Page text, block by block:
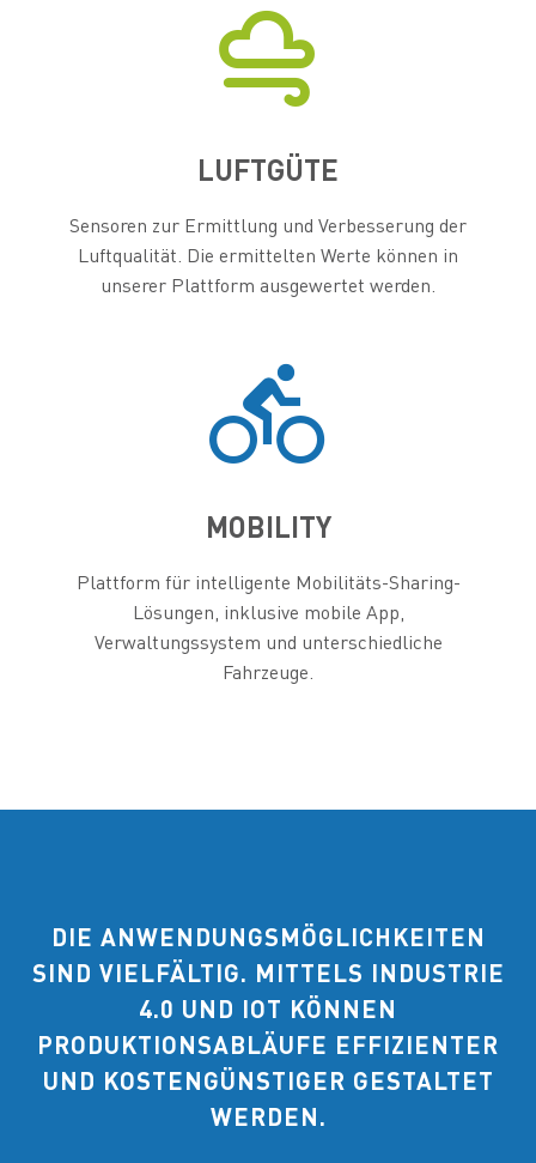


LUFTGÜTE
Sensoren zur Ermittlung und Verbesserung der
Luftqualität. Die ermittelten Werte können in
unserer Plattform ausgewertet werden.


MOBILITY
Plattform für intelligente Mobilitäts-Sharing-
Lösungen, inklusive mobile App,
Verwaltungssystem und unterschiedliche
Fahrzeuge.
DIE ANWENDUNGSMÖGLICHKEITEN
SIND VIELFÄLTIG. MITTELS INDUSTRIE
4.0 UND IOT KÖNNEN
PRODUKTIONSABLÄUFE EFFIZIENTER
UND KOSTENGÜNSTIGER GESTALTET
WERDEN.